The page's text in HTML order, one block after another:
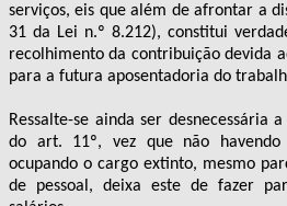
serviços, eis que além de afrontar a
31 da Lei n.º 8.212), constitui
recolhimento da contribuição devida
para a futura aposentadoria do
Ressalte-se ainda ser desnecessária
do art. 11º, vez que não
ocupando o cargo extinto, mesmo
de pessoal, deixa este de fazer